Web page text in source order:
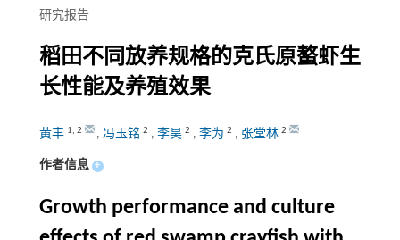
研究报告
稻田不同放养规格的克氏原螯虾生
长性能及养殖效果
黄丰 1, 2 , 冯玉铭 2 , 李昊 2 , 李为 2 , 张堂林 2
作者信息 +
Growth performance and culture